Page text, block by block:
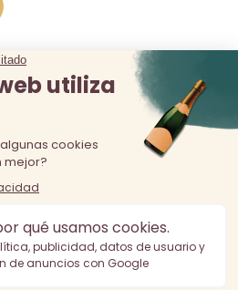
a los menores de 18 años.
es perjudicial para la salud,